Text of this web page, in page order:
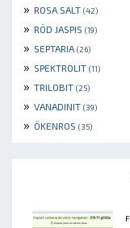
» ROSA SALT (42)
» RÖD JASPIS (19)
» SEPTARIA (26)
» SPEKTROLIT (11)
» TRILOBIT (25)
» VANADINIT (39)
» ÖKENROS (35)